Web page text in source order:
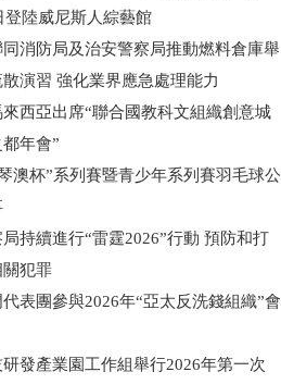
登陸威尼斯人綜藝館
消防局及治安警察局推動燃料倉庫舉
演習 強化業界應急處理能力
西亞出席“聯合國教科文組織創意城
年會”
澳杯”系列賽暨青少年系列賽羽毛球公
持續進行“雷霆2026”行動 預防和打
犯罪
表團參與2026年“亞太反洗錢組織”會
發產業園工作組舉行2026年第一次